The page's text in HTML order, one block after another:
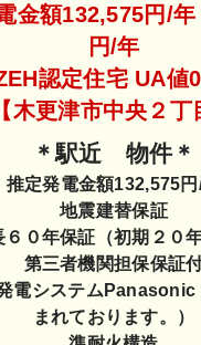
金額132,575円/
円/年
認定住宅 UA値
【木更津市中央２丁
＊駅近 物件＊
推定発電金額132,575
地震建替保証
６０年保証（初期２０年
第三者機関担保保証
電システムPanasonic
まれております。）